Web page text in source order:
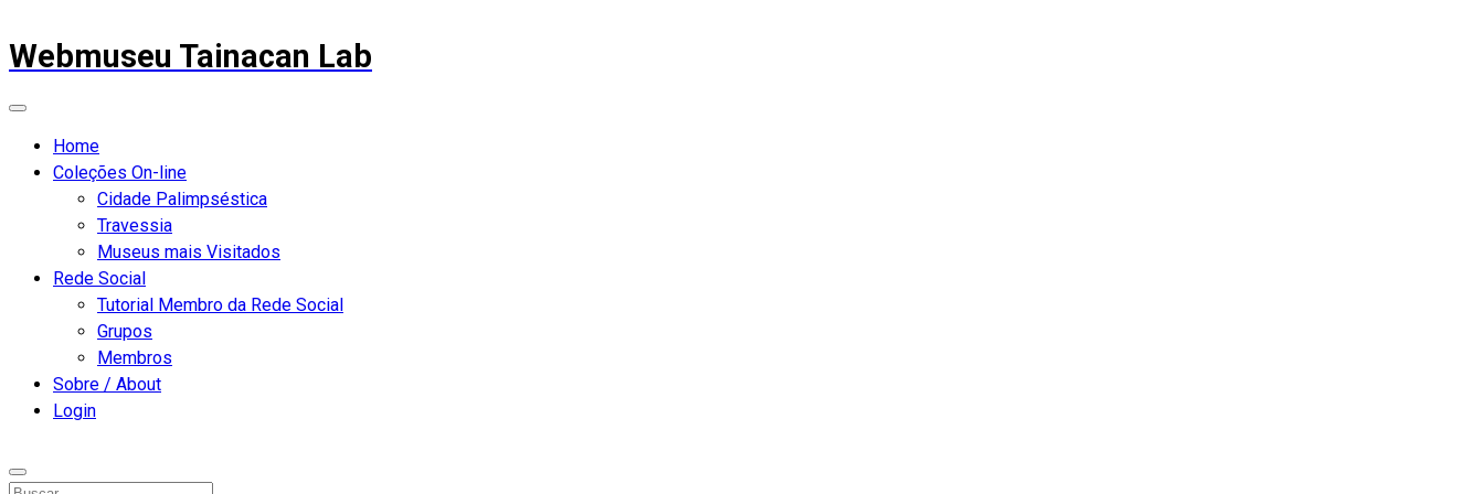
Webmuseu Tainacan Lab
Home
Coleções On-line
Cidade Palimpséstica
Travessia
Museus mais Visitados
Rede Social
Tutorial Membro da Rede Social
Grupos
Membros
Sobre / About
Login